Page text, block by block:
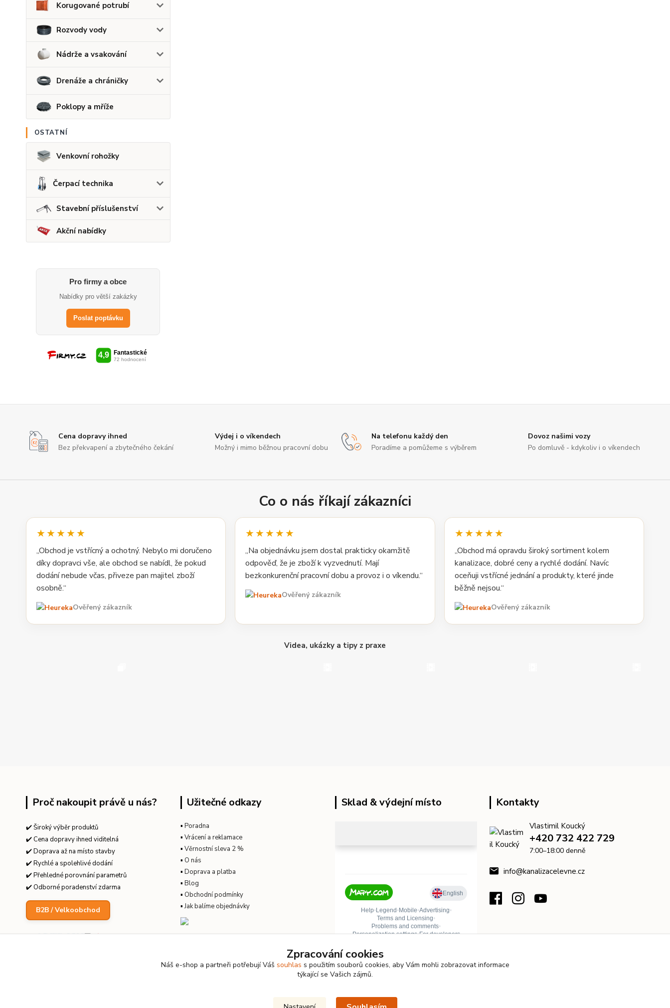
Korugované potrubí
Rozvody vody
Nádrže a vsakování
Drenáže a chráničky
Poklopy a mříže
OSTATNÍ
Venkovní rohožky
Čerpací technika
Stavební příslušenství
Akční nabídky
Pro firmy a obce
Nabídky pro větší zakázky
Poslat poptávku
Cena dopravy ihned
Bez překvapení a zbytečného čekání
Výdej i o víkendech
Možný i mimo běžnou pracovní dobu
Na telefonu každý den
Poradíme a pomůžeme s výběrem
Dovoz našimi vozy
Po domluvě - kdykoliv i o víkendech
Co o nás říkají zákazníci
★★★★★
„Obchod je vstřícný a ochotný. Nebylo mi doručeno
díky dopravci vše, ale obchod se nabídl, že pokud
dodání nebude včas, přiveze pan majitel zboží
osobně.“
Ověřený zákazník
★★★★★
„Na objednávku jsem dostal prakticky okamžitě
odpověď, že je zboží k vyzvednutí. Mají
bezkonkurenční pracovní dobu a provoz i o víkendu.“
Ověřený zákazník
★★★★★
„Obchod má opravdu široký sortiment kolem
kanalizace, dobré ceny a rychlé dodání. Navíc
oceňuji vstřícné jednání a produkty, které jinde
běžně nejsou.“
Ověřený zákazník
Videa, ukázky a tipy z praxe
Proč nakoupit právě u nás?
✔️ Široký výběr produktů
✔️ Cena dopravy ihned viditelná
✔️ Doprava až na místo stavby
✔️ Rychlé a spolehlivé dodání
✔️ Přehledné porovnání parametrů
✔️ Odborné poradenství zdarma
B2B / Velkoobchod
Užitečné odkazy
▪ Poradna
▪ Vrácení a reklamace
▪ Věrnostní sleva 2 %
▪ O nás
▪ Doprava a platba
▪ Blog
▪ Obchodní podmínky
▪Jak balíme objednávky
Sklad & výdejní místo Kontakty
Vlastimil Koucký
+420 732 422 729
7:00–18:00 denně
info@kanalizacelevne.cz
Zpracování cookies
Náš e-shop a partneři potřebují Váš souhlas s použitím souborů cookies, aby Vám mohli zobrazovat informace
týkající se Vašich zájmů.